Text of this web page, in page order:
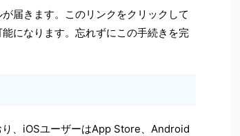
届きます。このリンクをクリックして
になります。忘れずにこの手続きを完
、iOSユーザーはApp Store、Android